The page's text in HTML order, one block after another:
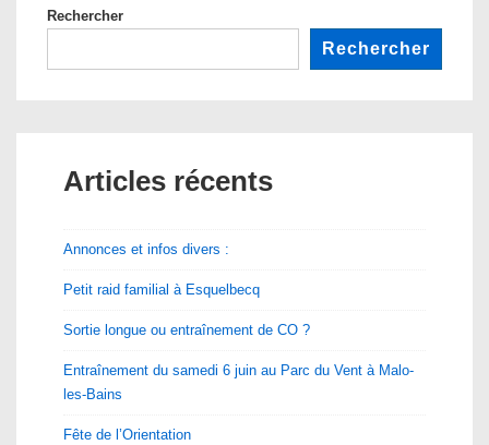
Rechercher
Rechercher
Articles récents
Annonces et infos divers :
Petit raid familial à Esquelbecq
Sortie longue ou entraînement de CO ?
Entraînement du samedi 6 juin au Parc du Vent à Malo-
les-Bains
Fête de l’Orientation